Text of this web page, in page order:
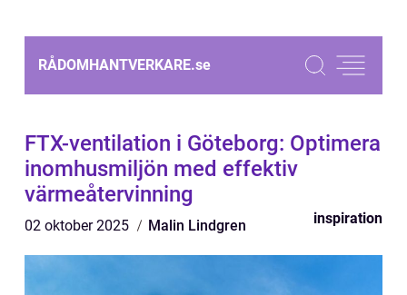
RÅDOMHANTVERKARE.se
FTX-ventilation i Göteborg: Optimera
inomhusmiljön med effektiv
värmeåtervinning
02 oktober 2025 Malin Lindgren inspiration